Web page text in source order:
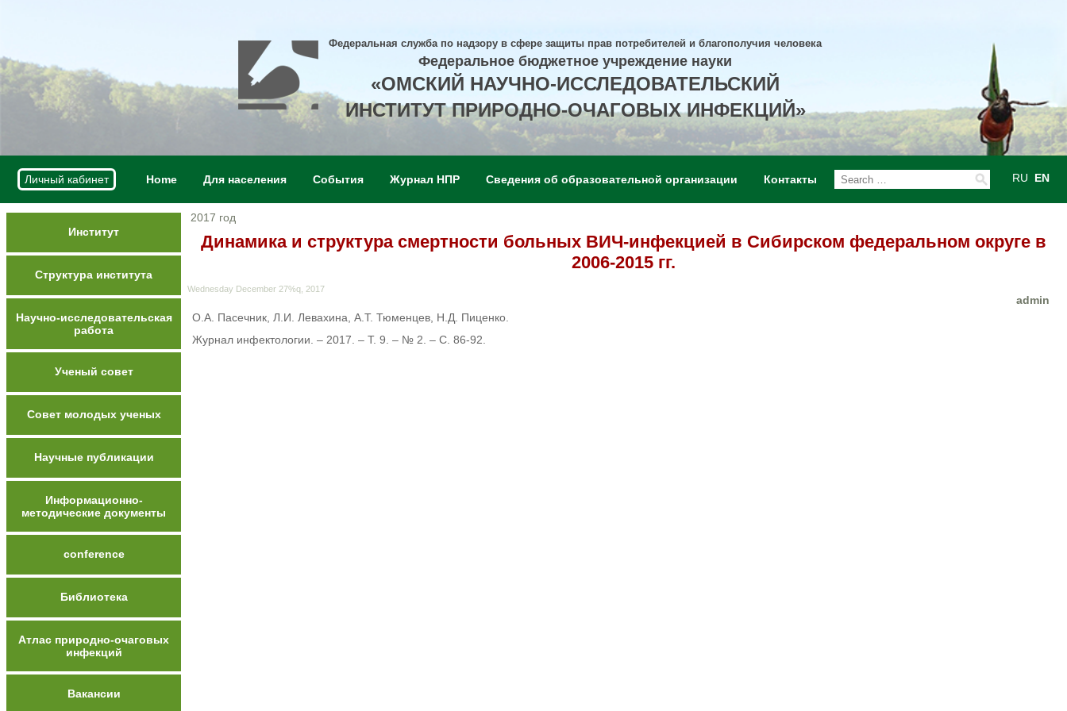
Федеральная служба по надзору в сфере защиты прав потребителей и благополучия человека
Федеральное бюджетное учреждение науки
«ОМСКИЙ НАУЧНО-ИССЛЕДОВАТЕЛЬСКИЙ
ИНСТИТУТ ПРИРОДНО-ОЧАГОВЫХ ИНФЕКЦИЙ»
Личный кабинет RU EN
Home Для населения События Журнал НПР Сведения об образовательной организации Контакты
Институт
Структура института
Научно-исследовательская
работа
Ученый совет
Совет молодых ученых
Научные публикации
Информационно-
методические документы
conference
Библиотека
Атлас природно-очаговых
инфекций
Вакансии
2017 год
Динамика и структура смертности больных ВИЧ-инфекцией в Сибирском федеральном округе в
2006-2015 гг.
Wednesday December 27%q, 2017
admin
О.А. Пасечник, Л.И. Левахина, А.Т. Тюменцев, Н.Д. Пиценко.
Журнал инфектологии. – 2017. – Т. 9. – № 2. – С. 86-92.